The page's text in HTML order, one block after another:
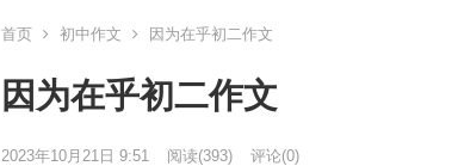
首页 初中作文 因为在乎初二作文
因为在乎初二作文
2023年10月21日 9:51 阅读(393) 评论(0)